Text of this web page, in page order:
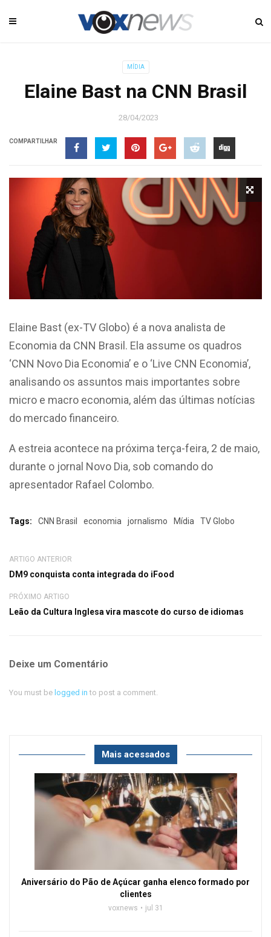
MÍDIA
Elaine Bast na CNN Brasil
28/04/2023
COMPARTILHAR
Elaine Bast (ex-TV Globo) é a nova analista de
Economia da CNN Brasil. Ela assume os quadros
‘CNN Novo Dia Economia’ e o ‘Live CNN Economia’,
analisando os assuntos mais importantes sobre
micro e macro economia, além das últimas notícias
do mercado financeiro.
A estreia acontece na próxima terça-feira, 2 de maio,
durante o jornal Novo Dia, sob comando do
apresentador Rafael Colombo.
Tags: CNN Brasil economia jornalismo Mídia TV Globo
ARTIGO ANTERIOR
DM9 conquista conta integrada do iFood
PRÓXIMO ARTIGO
Leão da Cultura Inglesa vira mascote do curso de idiomas
Deixe um Comentário
You must be logged in to post a comment.
Mais acessados
Aniversário do Pão de Açúcar ganha elenco formado por
clientes
voxnews jul 31